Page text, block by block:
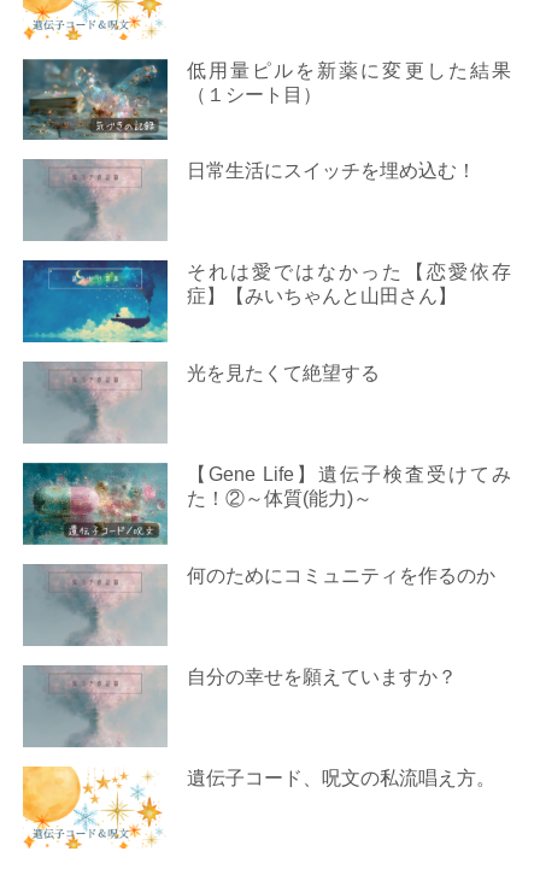
低用量ピルを新薬に変更した結果
（１シート目）
日常生活にスイッチを埋め込む！
それは愛ではなかった【恋愛依存
症】【みいちゃんと山田さん】
光を見たくて絶望する
【Gene Life】遺伝子検査受けてみ
た！②～体質(能力)～
何のためにコミュニティを作るのか
自分の幸せを願えていますか？
遺伝子コード、呪文の私流唱え方。